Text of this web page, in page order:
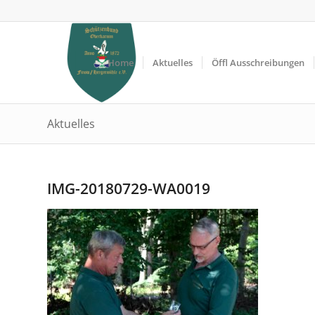
Home Aktuelles Öffl Ausschreibungen
Aktuelles
IMG-20180729-WA0019